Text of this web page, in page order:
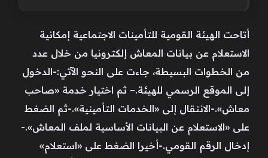
أتاحت الهيئة القومية للتأمينات الاجتماعية إمكانية
الاستعلام عن بيانات المعاش إلكترونيا من خلال عدد
من الخطوات البسيطة، جاءت على النحو الآتي:-الدخول
إلى الموقع الرسمي للهيئة.– ثم اختيار خدمة «صاحب
معاش».-الانتقال إلى «الخدمات التأمينية».-ثم الضغط
على «الاستعلام عن البيانات الأساسية لملف المعاش».-
إدخال الرقم القومي.-أخيرا الضغط على «استعلام»